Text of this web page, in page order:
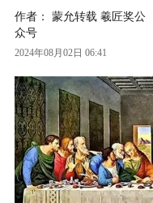
作者： 蒙允转载 羲匠奖公
众号
2024年08月02日 06:41